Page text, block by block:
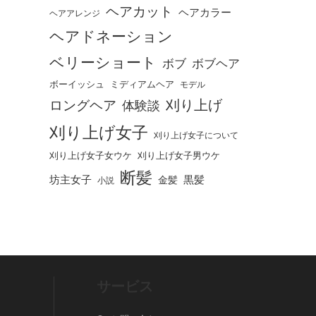
ヘアアレンジ ヘアカット ヘアカラー
ヘアドネーション
ベリーショート
ボブ ボブヘア
ボーイッシュ ミディアムヘア モデル
ロングヘア 体験談 刈り上げ
刈り上げ女子 刈り上げ女子について
刈り上げ女子女ウケ 刈り上げ女子男ウケ
坊主女子 小説 断髪 金髪 黒髪